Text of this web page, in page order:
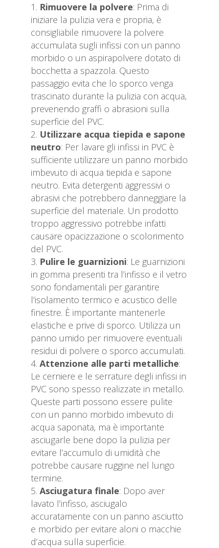
Rimuovere la polvere: Prima di
iniziare la pulizia vera e propria, è
consigliabile rimuovere la polvere
accumulata sugli infissi con un panno
morbido o un aspirapolvere dotato di
bocchetta a spazzola. Questo
passaggio evita che lo sporco venga
trascinato durante la pulizia con acqua,
prevenendo graffi o abrasioni sulla
superficie del PVC.
Utilizzare acqua tiepida e sapone
neutro: Per lavare gli infissi in PVC è
sufficiente utilizzare un panno morbido
imbevuto di acqua tiepida e sapone
neutro. Evita detergenti aggressivi o
abrasivi che potrebbero danneggiare la
superficie del materiale. Un prodotto
troppo aggressivo potrebbe infatti
causare opacizzazione o scolorimento
del PVC.
Pulire le guarnizioni: Le guarnizioni
in gomma presenti tra l’infisso e il vetro
sono fondamentali per garantire
l’isolamento termico e acustico delle
finestre. È importante mantenerle
elastiche e prive di sporco. Utilizza un
panno umido per rimuovere eventuali
residui di polvere o sporco accumulati.
Attenzione alle parti metalliche:
Le cerniere e le serrature degli infissi in
PVC sono spesso realizzate in metallo.
Queste parti possono essere pulite
con un panno morbido imbevuto di
acqua saponata, ma è importante
asciugarle bene dopo la pulizia per
evitare l’accumulo di umidità che
potrebbe causare ruggine nel lungo
termine.
Asciugatura finale: Dopo aver
lavato l’infisso, asciugalo
accuratamente con un panno asciutto
e morbido per evitare aloni o macchie
d’acqua sulla superficie.